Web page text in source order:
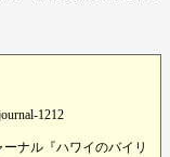
1212
ナル『ハワイのバイリ